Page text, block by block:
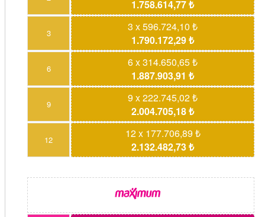
1.758.614,77 ₺
3
3 x 596.724,10 ₺
1.790.172,29 ₺
6
6 x 314.650,65 ₺
1.887.903,91 ₺
9
9 x 222.745,02 ₺
2.004.705,18 ₺
12
12 x 177.706,89 ₺
2.132.482,73 ₺